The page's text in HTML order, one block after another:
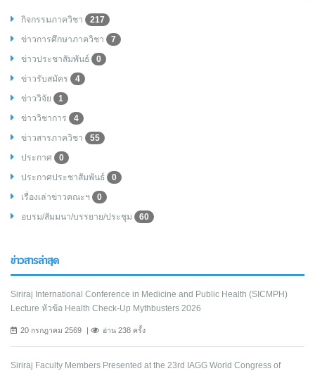
กิจกรรมภาควิชา
217
ข่าวการศึกษาภาควิชา
7
ข่าวประชาสัมพันธ์
0
ข่าวรับสมัคร
4
ข่าววิจัย
1
ข่าววิชาการ
4
ข่าวสารภาควิชา
55
ประกาศ
0
ประกาศประชาสัมพันธ์
0
เรื่องเล่าข่าวคณะฯ
0
อบรม/สัมมนา/บรรยาย/ประชุม
60
ข่าวสารล่าสุด
Siriraj International Conference in Medicine and Public Health (SICMPH)
Lecture หัวข้อ Health Check-Up Mythbusters 2026
20 กรกฎาคม 2569 อ่าน 238 ครั้ง
Siriraj Faculty Members Presented at the 23rd IAGG World Congress of